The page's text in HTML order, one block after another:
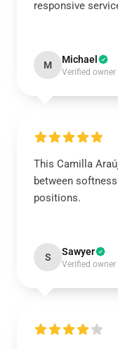
responsive
M Michael
Verified owner
This Camilla
between
positions.
S Sawyer
Verified owner